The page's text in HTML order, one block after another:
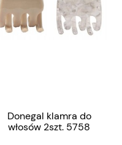
Donegal klamra do
włosów 2szt. 5758